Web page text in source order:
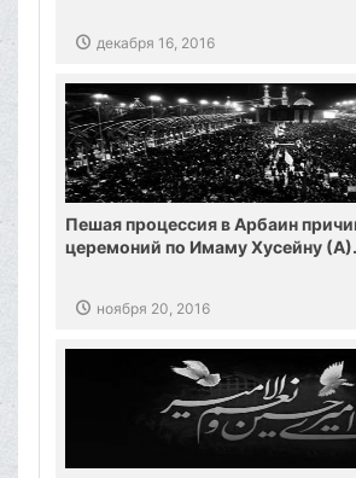
декабря 16, 2016
Пешая процессия в Арбаин
церемоний по Имаму Хусейну (А).
ноября 20, 2016